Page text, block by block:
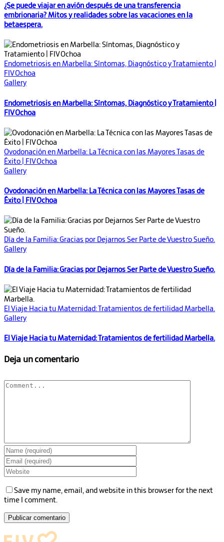
¿Se puede viajar en avión después de una transferencia
embrionaria? Mitos y realidades sobre las vacaciones en la
betaespera.
Endometriosis en Marbella: Síntomas, Diagnóstico y Tratamiento |
FIV Ochoa
Gallery
Endometriosis en Marbella: Síntomas, Diagnóstico y Tratamiento |
FIV Ochoa
Ovodonación en Marbella: La Técnica con las Mayores Tasas de
Éxito | FIV Ochoa
Gallery
Ovodonación en Marbella: La Técnica con las Mayores Tasas de
Éxito | FIV Ochoa
Día de la Familia: Gracias por Dejarnos Ser Parte de Vuestro Sueño.
Gallery
Día de la Familia: Gracias por Dejarnos Ser Parte de Vuestro Sueño.
El Viaje Hacia tu Maternidad: Tratamientos de fertilidad Marbella.
Gallery
El Viaje Hacia tu Maternidad: Tratamientos de fertilidad Marbella.
Deja un comentario
Comment
Save my name, email, and website in this browser for the next
time I comment.